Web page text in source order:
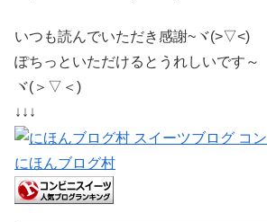
いつも読んでいただき感謝~ヾ(>▽<)
ぽちっといただけるとうれしいです～
ヾ(＞▽＜)
↓↓↓
にほんブログ村